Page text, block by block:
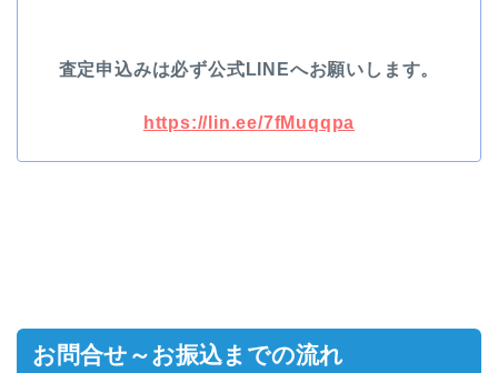
査定申込みは必ず公式LINEへお願いします。
https://lin.ee/7fMuqqpa
お問合せ～お振込までの流れ